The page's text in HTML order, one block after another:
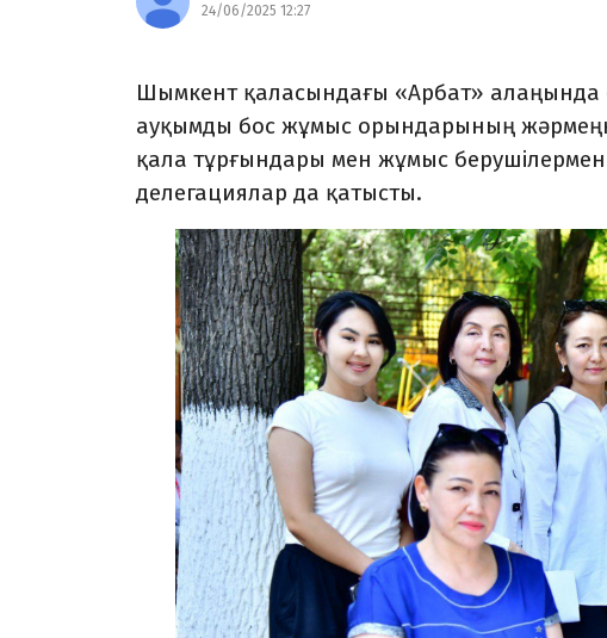
24/06/2025 12:27
Шымкент қаласындағы «Арбат»
ауқымды бос жұмыс орындарының
қала тұрғындары мен жұмыс берушілермен
делегациялар да қатысты.